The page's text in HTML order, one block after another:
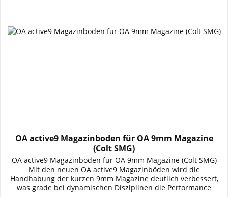
OA active9 Magazinboden für OA 9mm Magazine
(Colt SMG)
OA active9 Magazinboden für OA 9mm Magazine (Colt SMG)
Mit den neuen OA active9 Magazinböden wird die
Handhabung der kurzen 9mm Magazine deutlich verbessert,
was grade bei dynamischen Disziplinen die Performance